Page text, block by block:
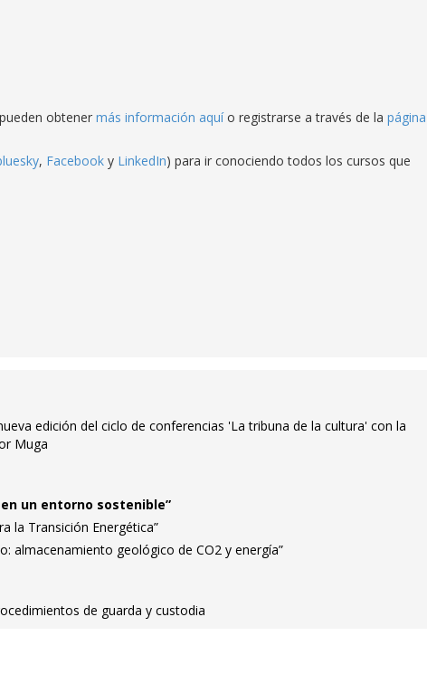
obtener más información aquío registrarse a través de la página
, Facebook y LinkedIn) para ir conociendo todos los cursos que
edición del ciclo de conferencias 'La tribuna de la cultura' con la
Muga
un entorno sostenible”
la Transición Energética”
almacenamiento geológico de CO2 y energía”
de guarda y custodia